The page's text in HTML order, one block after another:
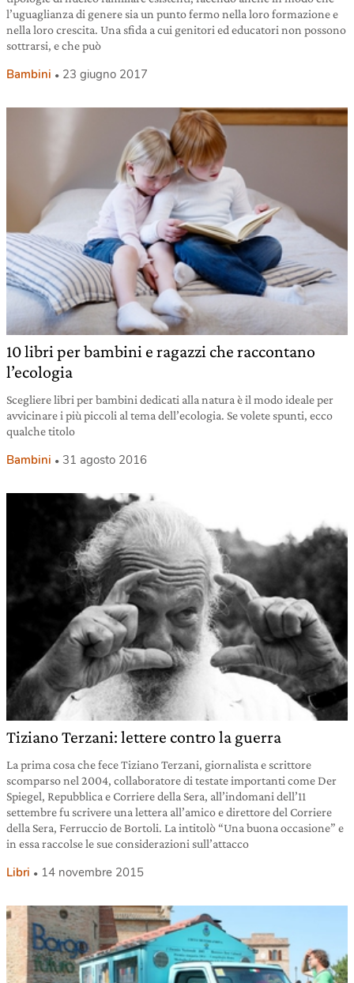
l’uguaglianza di genere sia un punto fermo nella loro formazione e
nella loro crescita. Una sfida a cui genitori ed educatori non possono
sottrarsi, e che può
Bambini 23 giugno 2017
10 libri per bambini e ragazzi che raccontano
l’ecologia
Scegliere libri per bambini dedicati alla natura è il modo ideale per
avvicinare i più piccoli al tema dell’ecologia. Se volete spunti, ecco
qualche titolo
Bambini 31 agosto 2016
Tiziano Terzani: lettere contro la guerra
La prima cosa che fece Tiziano Terzani, giornalista e scrittore
scomparso nel 2004, collaboratore di testate importanti come Der
Spiegel, Repubblica e Corriere della Sera, all’indomani dell’11
settembre fu scrivere una lettera all’amico e direttore del Corriere
della Sera, Ferruccio de Bortoli. La intitolò “Una buona occasione” e
in essa raccolse le sue considerazioni sull’attacco
Libri 14 novembre 2015